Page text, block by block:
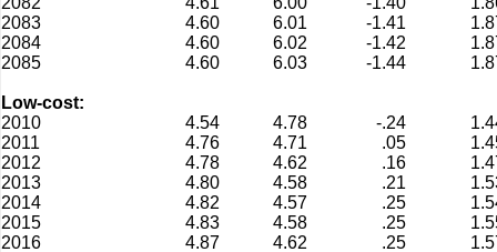
2083
4.60 6.01 -1.41
2084
4.60 6.02 -1.42
2085
4.60 6.03 -1.44
Low-cost:
2010
4.54 4.78 -.24
2011
4.76 4.71 .05
2012
4.78 4.62 .16
2013
4.80 4.58 .21
2014
4.82 4.57 .25
2015
4.83 4.58 .25
2016
4.87 4.62 .25